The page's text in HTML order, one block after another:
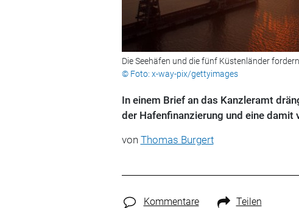
Die Seehäfen und die fünf Küstenländer
© Foto: x-way-pix/gettyimages
In einem Brief an das Kanzleramt
der Hafenfinanzierung und eine
von Thomas Burgert
Kommentare Teilen